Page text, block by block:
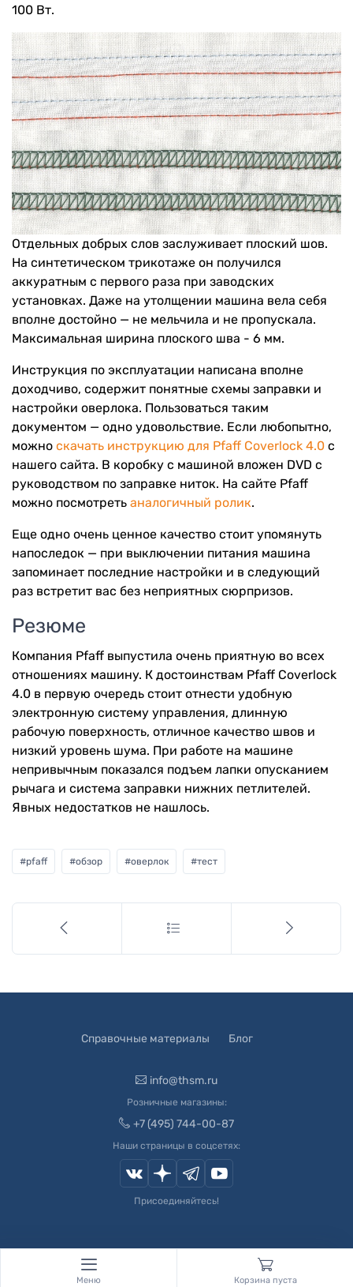
100 Вт.
Отдельных добрых слов заслуживает плоский шов.
На синтетическом трикотаже он получился
аккуратным с первого раза при заводских
установках. Даже на утолщении машина вела себя
вполне достойно — не мельчила и не пропускала.
Максимальная ширина плоского шва - 6 мм.
Инструкция по эксплуатации написана вполне
доходчиво, содержит понятные схемы заправки и
настройки оверлока. Пользоваться таким
документом — одно удовольствие. Если любопытно,
можно скачать инструкцию для Pfaff Coverlock 4.0 с
нашего сайта. В коробку с машиной вложен DVD с
руководством по заправке ниток. На сайте Pfaff
можно посмотреть аналогичный ролик.
Еще одно очень ценное качество стоит упомянуть
напоследок — при выключении питания машина
запоминает последние настройки и в следующий
раз встретит вас без неприятных сюрпризов.
Резюме
Компания Pfaff выпустила очень приятную во всех
отношениях машину. К достоинствам Pfaff Coverlock
4.0 в первую очередь стоит отнести удобную
электронную систему управления, длинную
рабочую поверхность, отличное качество швов и
низкий уровень шума. При работе на машине
непривычным показался подъем лапки опусканием
рычага и система заправки нижних петлителей.
Явных недостатков не нашлось.
#pfaff #обзор #оверлок #тест
Справочные материалы Блог
info@thsm.ru
Розничные магазины:
+7 (495) 744-00-87
Наши страницы в соцсетях:
Присоединяйтесь!
Andrey Novikov
Createx Studio.
Меню Корзина пуста